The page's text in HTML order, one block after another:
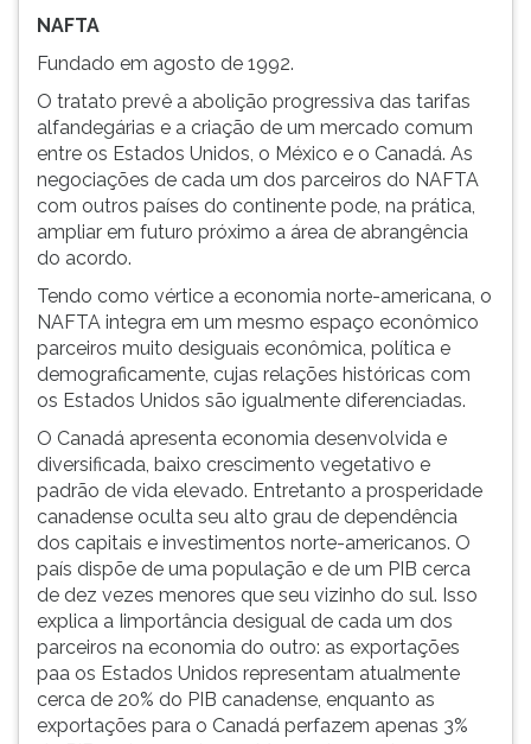
NAFTA
Fundado em agosto de 1992.
O tratato prevê a abolição progressiva das tarifas
alfandegárias e a criação de um mercado comum
entre os Estados Unidos, o México e o Canadá. As
negociações de cada um dos parceiros do NAFTA
com outros países do continente pode, na prática,
ampliar em futuro próximo a área de abrangência
do acordo.
Tendo como vértice a economia norte-americana, o
NAFTA integra em um mesmo espaço econômico
parceiros muito desiguais econômica, política e
demograficamente, cujas relações históricas com
os Estados Unidos são igualmente diferenciadas.
O Canadá apresenta economia desenvolvida e
diversificada, baixo crescimento vegetativo e
padrão de vida elevado. Entretanto a prosperidade
canadense oculta seu alto grau de dependência
dos capitais e investimentos norte-americanos. O
país dispõe de uma população e de um PIB cerca
de dez vezes menores que seu vizinho do sul. Isso
explica a Iimportância desigual de cada um dos
parceiros na economia do outro: as exportações
paa os Estados Unidos representam atualmente
cerca de 20% do PIB canadense, enquanto as
exportações para o Canadá perfazem apenas 3%